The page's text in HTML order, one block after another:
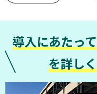
導入にあたっ
を詳し